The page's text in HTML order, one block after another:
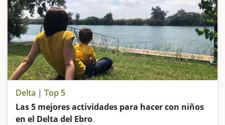
Delta | Top 5
Las 5 mejores actividades para hacer con niños
en el Delta del Ebro